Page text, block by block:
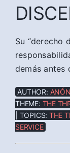
Su “derecho
demás antes
AUTHOR:
THEME: THE
| TOPICS: THE
SERVICE